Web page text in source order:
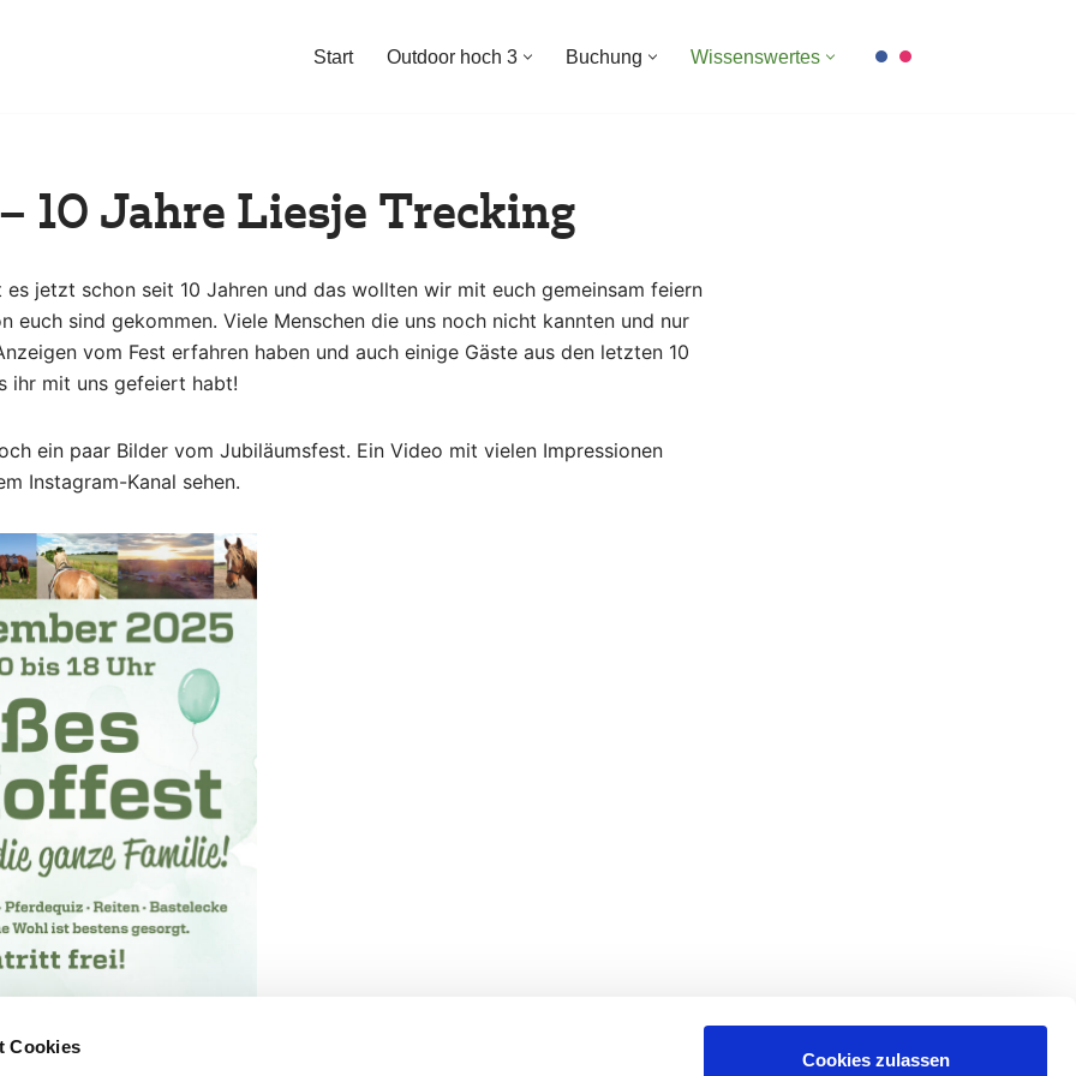
Cookies
Cookies zulassen
Start Outdoor hoch 3 Buchung Wissenswertes
10 Jahre Liesje Trecking
jetzt schon seit 10 Jahren und das wollten wir mit euch gemeinsam feiern
euch sind gekommen. Viele Menschen die uns noch nicht kannten und nur
vom Fest erfahren haben und auch einige Gäste aus den letzten 10
ihr mit uns gefeiert habt!
ein paar Bilder vom Jubiläumsfest. Ein Video mit vielen Impressionen
Instagram-Kanal sehen.